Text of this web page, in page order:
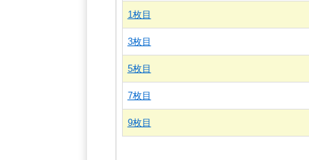
1枚目
3枚目
5枚目
7枚目
9枚目